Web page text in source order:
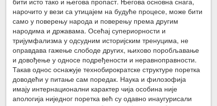
нарочито у вези са утицајем на будуће процесе, може бити
само у поверењу народа и поверењу према другим
народима и државама. Осећај супериорности и
тријумфализма у одсудним историјским тренуцима, не
оправдава гажење слободе других, њихово поробљавање
и довођење у односе подређености и неравноправности.
Такав однос оснажује технобирократске структуре поретка
доводећи у питање сам поредак. Наука и филозофија
имају интернационални карактер чија особина није
апологија ниједног поретка већ су одавно инаугурисали